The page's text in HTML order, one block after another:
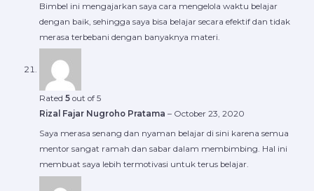
Bimbel ini mengajarkan saya cara mengelola waktu belajar
dengan baik, sehingga saya bisa belajar secara efektif dan tidak
merasa terbebani dengan banyaknya materi.
Rated 5out of 5
Rizal Fajar Nugroho Pratama – October 23, 2020
Saya merasa senang dan nyaman belajar di sini karena semua
mentor sangat ramah dan sabar dalam membimbing. Hal ini
membuat saya lebih termotivasi untuk terus belajar.